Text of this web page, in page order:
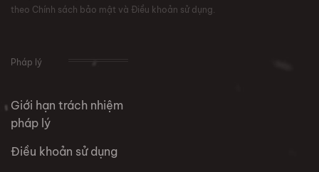
theo Chính sách bảo mật và Điều khoản sử dụng.
Pháp lý
Giới hạn trách nhiệm
pháp lý
Điều khoản sử dụng